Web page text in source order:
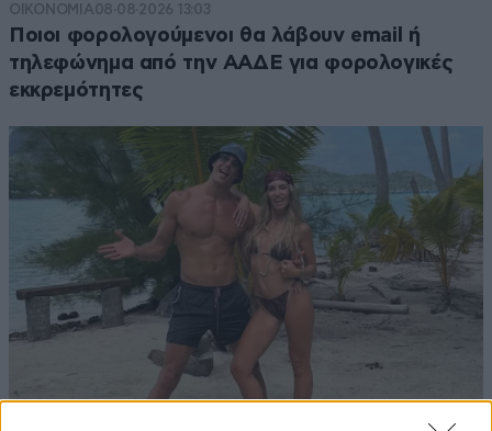
ΟΙΚΟΝΟΜΙΑ08·08·2026 13:03
Ποιοι φορολογούμενοι θα λάβουν email ή
τηλεφώνημα από την ΑΑΔΕ για φορολογικές
εκκρεμότητες